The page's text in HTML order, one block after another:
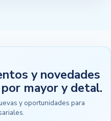
y novedades
mayor y detal.
y oportunidades para